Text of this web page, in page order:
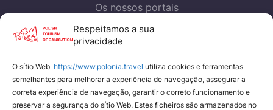
Respeitamos a sua
privacidade
O sítio Web https://www.polonia.travel utiliza cookies e ferramentas
semelhantes para melhorar a experiência de navegação, assegurar a
correta experiência de navegação, garantir o correto funcionamento e
preservar a segurança do sítio Web. Estes ficheiros são armazenados no
Os nossos portais
Polish Tourism Organisation
Eden Poland
Nossos portais
YouTube